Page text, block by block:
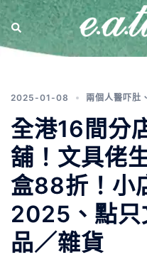
2025-01-08 兩個人醫吓肚 、
全港16間分
舖！文具佬
盒88折！小
2025、點只
品／雜貨